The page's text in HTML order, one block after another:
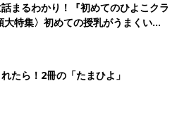
まるわかり！『初めてのひよこクラ
大特集〉初めての授乳がうまくい
ルクの基本と夏のトラブル 解決テ
たら！2冊の「たまひよ」